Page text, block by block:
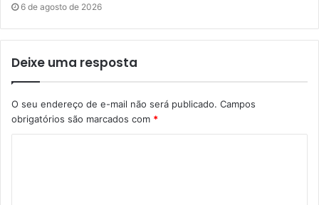
6 de agosto de 2026
Deixe uma resposta
O seu endereço de e-mail não será publicado. Campos
obrigatórios são marcados com *